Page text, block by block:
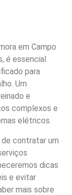
em Campo
é essencial
para
Um
e
complexos e
elétricos.
contratar um
dicas
e evitar
mais sobre